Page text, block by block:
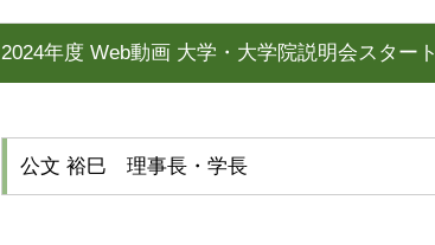
2024年度 Web動画 大学・大学院説明会スタート
公文 裕巳 理事長・学長